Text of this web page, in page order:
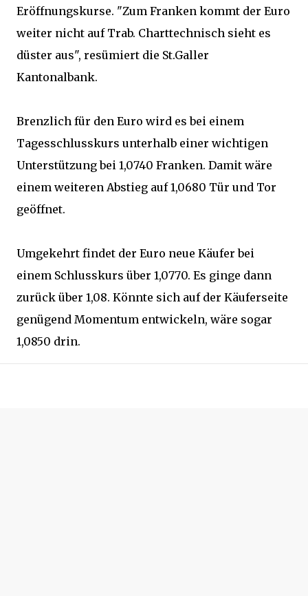
Eröffnungskurse. "Zum Franken kommt der Euro
weiter nicht auf Trab. Charttechnisch sieht es
düster aus", resümiert die St.Galler
Kantonalbank.
Brenzlich für den Euro wird es bei einem
Tagesschlusskurs unterhalb einer wichtigen
Unterstützung bei 1,0740 Franken. Damit wäre
einem weiteren Abstieg auf 1,0680 Tür und Tor
geöffnet.
Umgekehrt findet der Euro neue Käufer bei
einem Schlusskurs über 1,0770. Es ginge dann
zurück über 1,08. Könnte sich auf der Käuferseite
genügend Momentum entwickeln, wäre sogar
1,0850 drin.